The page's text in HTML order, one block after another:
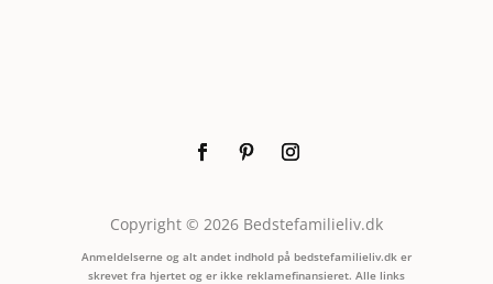
Copyright © 2026 Bedstefamilieliv.dk
Anmeldelserne og alt andet indhold på bedstefamilieliv.dk er
skrevet fra hjertet og er ikke reklamefinansieret. Alle links